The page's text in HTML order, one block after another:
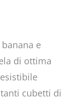
e
di ottima
cubetti di